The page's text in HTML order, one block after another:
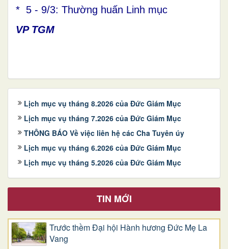
* 5 - 9/3: Thường huấn Linh mục
VP TGM
Lịch mục vụ tháng 8.2026 của Đức Giám Mục
Lịch mục vụ tháng 7.2026 của Đức Giám Mục
THÔNG BÁO Về việc liên hệ các Cha Tuyên úy
Lịch mục vụ tháng 6.2026 của Đức Giám Mục
Lịch mục vụ tháng 5.2026 của Đức Giám Mục
TIN MỚI
Trước thềm Đại hội Hành hương Đức Mẹ La
Vang